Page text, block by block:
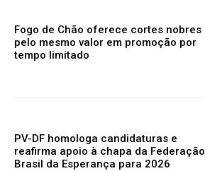
Fogo de Chão oferece cortes nobres
pelo mesmo valor em promoção por
tempo limitado
PV-DF homologa candidaturas e
reafirma apoio à chapa da Federação
Brasil da Esperança para 2026